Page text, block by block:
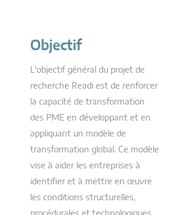
Objectif
L'objectif général du projet de
recherche Readi est de renforcer
la capacité de transformation
des PME en développant et en
appliquant un modèle de
transformation global. Ce modèle
vise à aider les entreprises à
identifier et à mettre en œuvre
les conditions structurelles,